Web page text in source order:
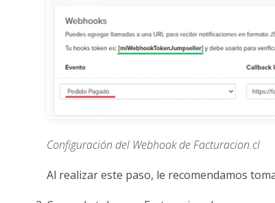
Configuración del Webhook de Facturacion.cl
Al realizar este paso, le recomendamos